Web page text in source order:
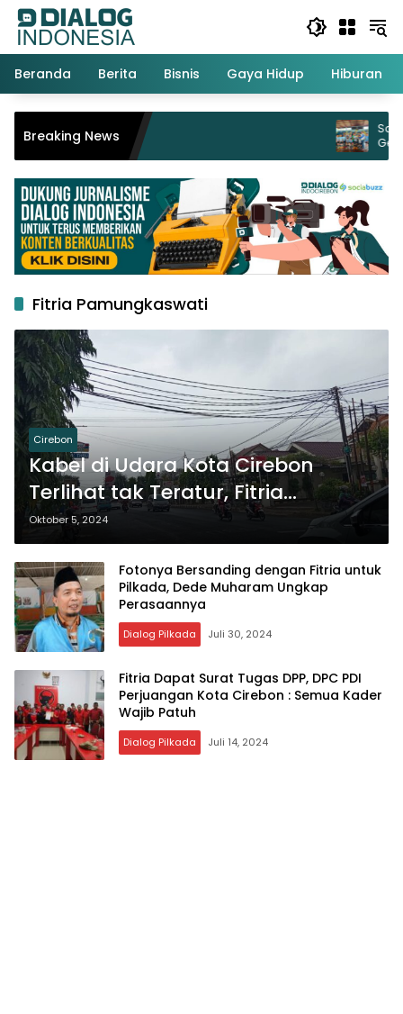
Langsung
konten
Beranda
Berita Bisnis Gaya Hidup Hiburan
Breaking News
Sambut HUT ke-81 Kemerdekaan
Gelar Turnamen Futsal Tingkat
Fitria Pamungkaswati
Cirebon
Kabel di Udara Kota Cirebon
Terlihat tak Teratur, Fitria
Berpendapat Begini
Oktober 5, 2024
Fotonya Bersanding dengan Fitria untuk
Pilkada, Dede Muharam Ungkap
Perasaannya
Dialog Pilkada Juli 30, 2024
Fitria Dapat Surat Tugas DPP, DPC PDI
Perjuangan Kota Cirebon : Semua Kader
Wajib Patuh
Dialog Pilkada Juli 14, 2024